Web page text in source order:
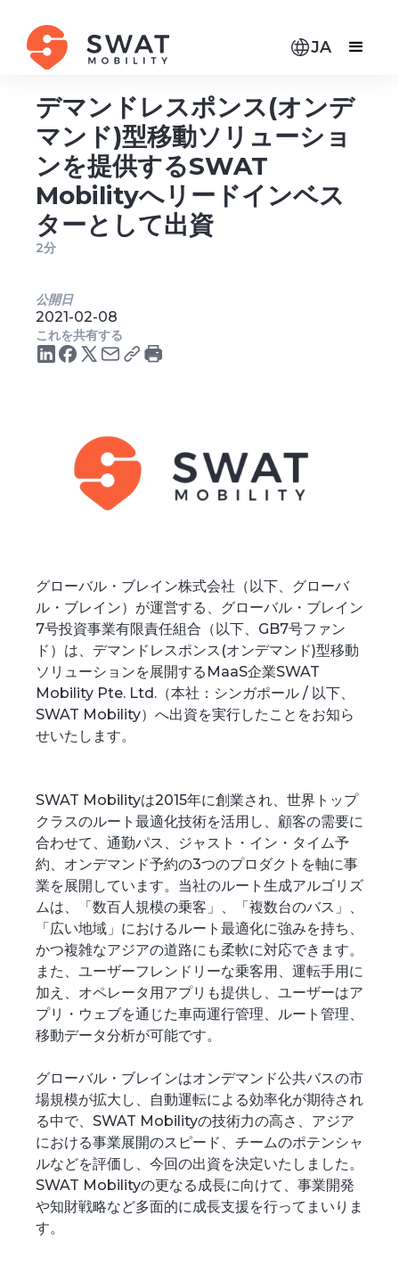
JA
デマンドレスポンス(オンデ
マンド)型移動ソリューショ
ンを提供するSWAT
Mobilityへリードインベス
ターとして出資
2分
グローバル・ブレイン株式会社（以下、グローバ
ル・ブレイン）が運営する、グローバル・ブレイン
7号投資事業有限責任組合（以下、GB7号ファン
ド）は、デマンドレスポンス(オンデマンド)型移動
ソリューションを展開するMaaS企業SWAT
Mobility Pte. Ltd.（本社：シンガポール / 以下、
SWAT Mobility）へ出資を実行したことをお知ら
せいたします。
SWAT Mobilityは2015年に創業され、世界トップ
クラスのルート最適化技術を活用し、顧客の需要に
合わせて、通勤パス、ジャスト・イン・タイム予
約、オンデマンド予約の3つのプロダクトを軸に事
業を展開しています。当社のルート生成アルゴリズ
ムは、「数百人規模の乗客」、「複数台のバス」、
「広い地域」におけるルート最適化に強みを持ち、
かつ複雑なアジアの道路にも柔軟に対応できます。
また、ユーザーフレンドリーな乗客用、運転手用に
加え、オペレータ用アプリも提供し、ユーザーはア
プリ・ウェブを通じた車両運行管理、ルート管理、
移動データ分析が可能です。
グローバル・ブレインはオンデマンド公共バスの市
場規模が拡大し、自動運転による効率化が期待され
る中で、SWAT Mobilityの技術力の高さ、アジア
における事業展開のスピード、チームのポテンシャ
ルなどを評価し、今回の出資を決定いたしました。
SWAT Mobilityの更なる成長に向けて、事業開発
や知財戦略など多面的に成長支援を行ってまいりま
す。
公開日
2021-02-08
これを共有する